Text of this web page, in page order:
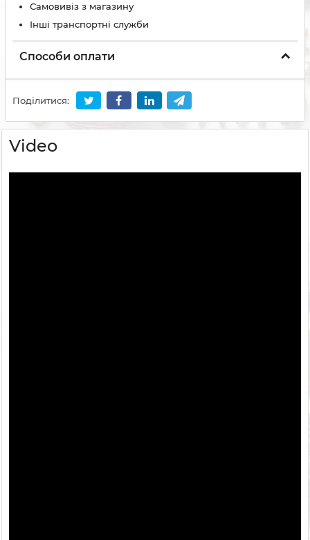
Самовивіз з магазину
Інші транспортні служби
Способи оплати
Поділитися:
Video